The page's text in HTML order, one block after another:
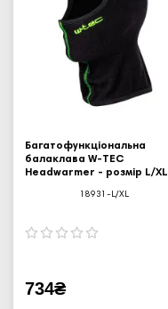
Багатофункціональна
балаклава W-TEC
Headwarmer - розмір L/XL
18931-L/XL
734₴